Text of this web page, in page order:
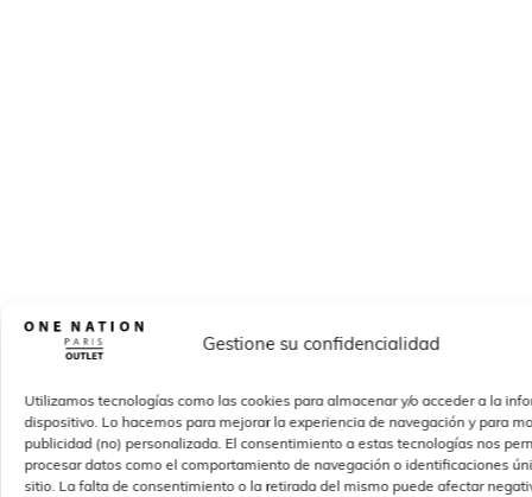
Gestione su confidencialidad
Utilizamos tecnologías como las cookies para almacenar y/o acceder a la
dispositivo. Lo hacemos para mejorar la experiencia de navegación y para
publicidad (no) personalizada. El consentimiento a estas tecnologías nos
procesar datos como el comportamiento de navegación o identificaciones
sitio. La falta de consentimiento o la retirada del mismo puede afectar